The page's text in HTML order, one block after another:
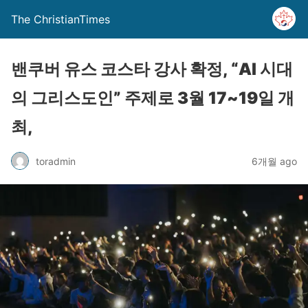
The ChristianTimes
밴쿠버 유스 코스타 강사 확정, “AI 시대
의 그리스도인” 주제로 3월 17~19일 개
최,
toradmin 6개월 ago